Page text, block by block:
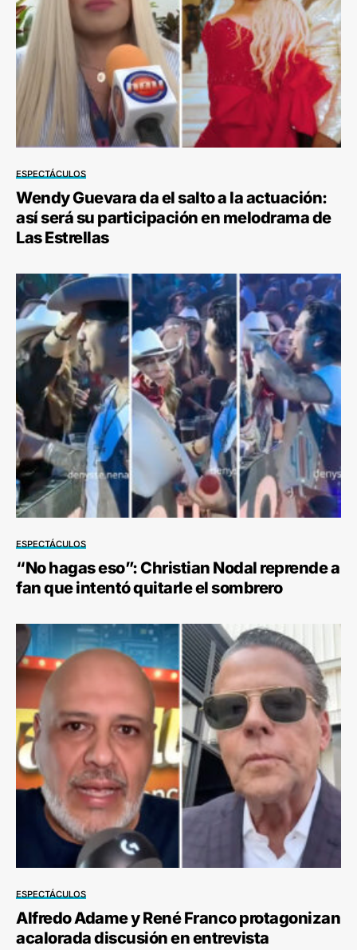
ESPECTÁCULOS
Wendy Guevara da el salto a la actuación:
así será su participación en melodrama de
Las Estrellas
ESPECTÁCULOS
“No hagas eso”: Christian Nodal reprende a
fan que intentó quitarle el sombrero
ESPECTÁCULOS
Alfredo Adame y René Franco protagonizan
acalorada discusión en entrevista